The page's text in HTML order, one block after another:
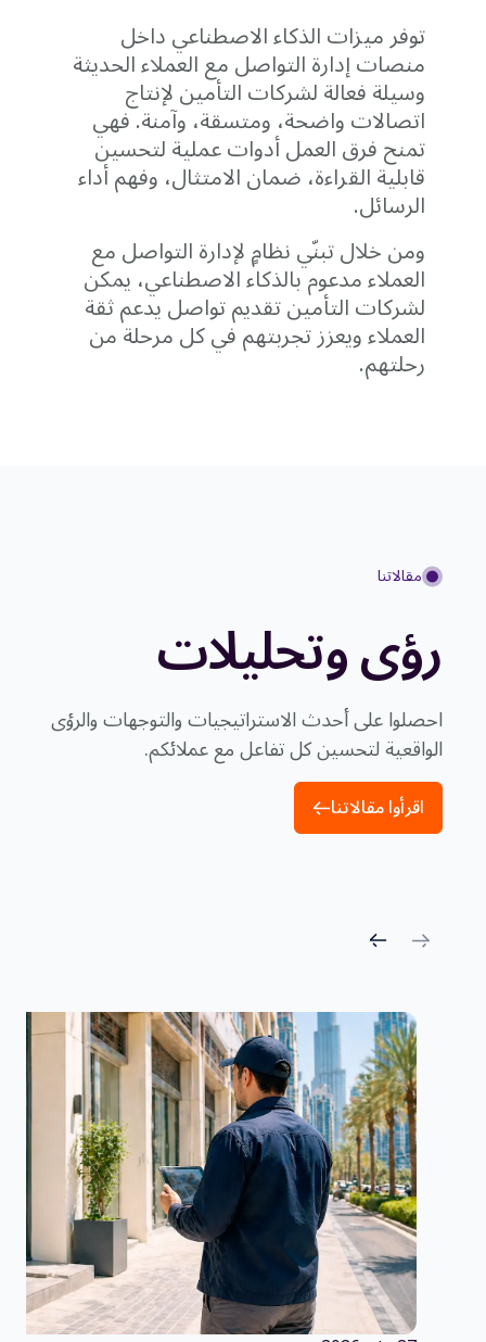
توفر ميزات الذكاء الاصطناعي داخل
منصات إدارة التواصل مع العملاء الحديثة
وسيلة فعالة لشركات التأمين لإنتاج
اتصالات واضحة، ومتسقة، وآمنة. فهي
تمنح فرق العمل أدوات عملية لتحسين
قابلية القراءة، ضمان الامتثال، وفهم أداء
الرسائل.
ومن خلال تبنّي نظامٍ لإدارة التواصل مع
العملاء مدعوم بالذكاء الاصطناعي، يمكن
لشركات التأمين تقديم تواصل يدعم ثقة
العملاء ويعزز تجربتهم في كل مرحلة من
رحلتهم.
مقالاتنا
رؤى وتحليلات
احصلوا على أحدث الاستراتيجيات والتوجهات والرؤى
الواقعية لتحسين كل تفاعل مع عملائكم.
اقرأوا مقالاتنا